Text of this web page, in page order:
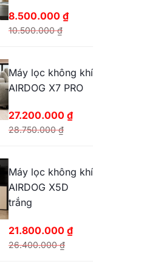
25.200.000 ₫.
10.500.000₫
gốc
là:
10.500.000 ₫.
8.500.000 ₫
hiện
tại
là:
8.500.000 ₫.
Máy lọc không khí
AIRDOG X7 PRO
28.750.000₫
gốc
là:
28.750.000 ₫.
27.200.000 ₫
hiện
tại
là:
27.200.000 ₫.
Máy lọc không khí
AIRDOG X5D
trắng
26.400.000₫
21.800.000 ₫